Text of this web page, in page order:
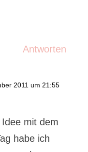
Antworten
2011 um 21:55
mit dem
habe ich